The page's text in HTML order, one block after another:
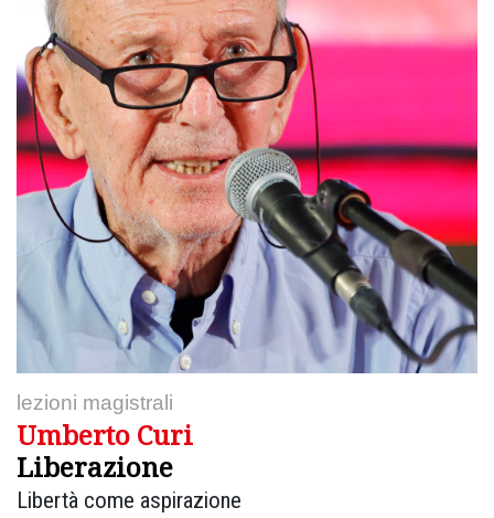
lezioni magistrali
Umberto Curi
Liberazione
Libertà come aspirazione